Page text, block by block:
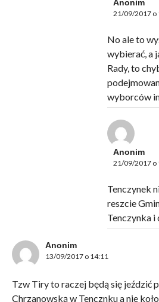
Anonim
21/09/2017 o
No ale to
wybierać, a
Rady, to
wyborców
Anonim
21/09/2017 o
Tenczynek
reszcie
Tenczynka i
Anonim
13/09/2017 o 14:11
Tzw Tiry to raczej będą się jeździć
Chrzanowską w Tencznku a nie